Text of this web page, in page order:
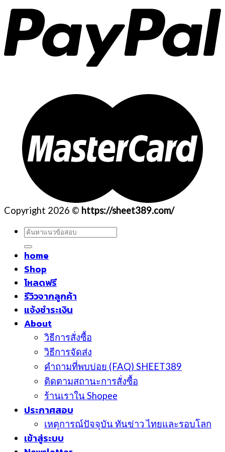
Copyright 2026 © https://sheet389.com/
ค้นหา:
home
Shop
โหลดฟรี
รีวิวจากลูกค้า
แจ้งชำระเงิน
About
วิธีการสั่งซื้อ
วิธีการจัดส่ง
คำถามที่พบบ่อย (FAQ) SHEET389
ติดตามสถานะการสั่งซื้อ
ร้านเราใน Shopee
ประกาศสอบ
เหตุการณ์ปัจจุบัน ทันข่าว ไทยและรอบโลก
เข้าสู่ระบบ